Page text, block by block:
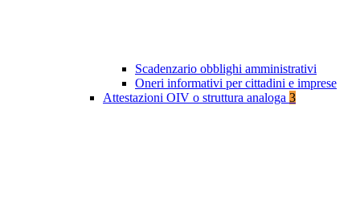
Scadenzario obblighi amministrativi
Oneri informativi per cittadini e imprese
Attestazioni OIV o struttura analoga 3